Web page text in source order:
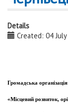
Details
Created: 04
Громадська
«Місцевий розвиток,